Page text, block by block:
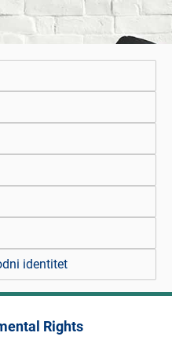
identitet
Rights